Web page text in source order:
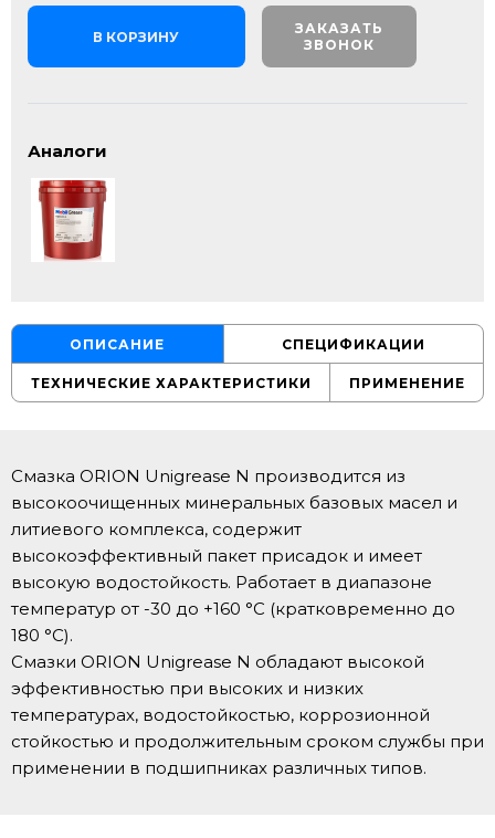
В КОРЗИНУ
ЗАКАЗАТЬ
ЗВОНОК
Аналоги
ОПИСАНИЕ СПЕЦИФИКАЦИИ
ТЕХНИЧЕСКИЕ ХАРАКТЕРИСТИКИ ПРИМЕНЕНИЕ
Смазка ORION Unigrease N производится из
высокоочищенных минеральных базовых масел и
литиевого комплекса, содержит
высокоэффективный пакет присадок и имеет
высокую водостойкость. Работает в диапазоне
температур от -30 до +160 °С (кратковременно до
180 °С).
Смазки ORION Unigrease N обладают высокой
эффективностью при высоких и низких
температурах, водостойкостью, коррозионной
стойкостью и продолжительным сроком службы при
применении в подшипниках различных типов.